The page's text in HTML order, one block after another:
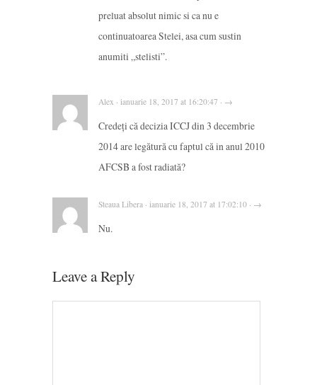
preluat absolut nimic si ca nu e
continuatoarea Stelei, asa cum sustin
anumiti „stelisti”.
Alex · ianuarie 18, 2017 at 16:20:47 · →
Credeți că decizia ICCJ din 3 decembrie
2014 are legătură cu faptul că in anul 2010
AFCSB a fost radiată?
Steaua Libera · ianuarie 18, 2017 at 17:02:10 · →
Nu.
Leave a Reply